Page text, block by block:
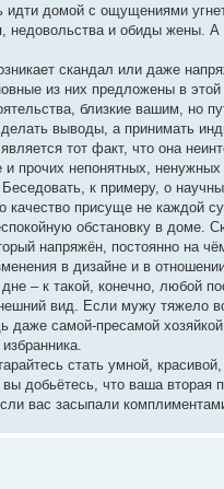
домой с ощущениями
недовольства и обиды жены.
скандал или даже
из них предложены в
близкие вашим, но
выводы, а принимать
тот факт, что она
прочих непонятных,
к примеру, о
присуще не каждой
обстановку в доме.
напряжён, постоянно на
в дизайне и в
– к такой, конечно, любой
вид. Если мужу тяжело
самой-пресамой
стать умной,
добьётесь, что ваша вторая
вас засыпали